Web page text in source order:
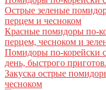
Острые зеленые
перцем и чесноком
Красные помидоры по-
перцем, чесноком и
Помидоры по-корейски
день, быстрого
Закуска острые
чесноком